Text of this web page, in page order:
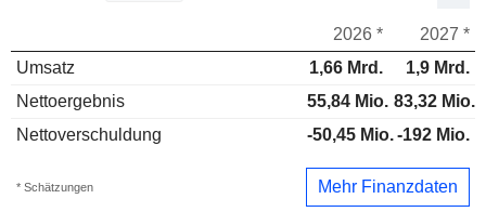
2026 *
2027 *
Umsatz
1,66 Mrd.
1,9 Mrd.
Nettoergebnis
55,84 Mio. 83,32 Mio.
Nettoverschuldung
-50,45 Mio.-192 Mio.
* Schätzungen Mehr Finanzdaten